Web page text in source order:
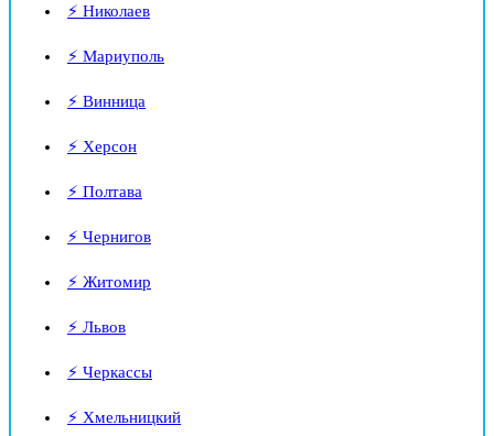
⚡ Николаев
⚡ Мариуполь
⚡ Винница
⚡ Херсон
⚡ Полтава
⚡ Чернигов
⚡ Житомир
⚡ Львов
⚡ Черкассы
⚡ Хмельницкий